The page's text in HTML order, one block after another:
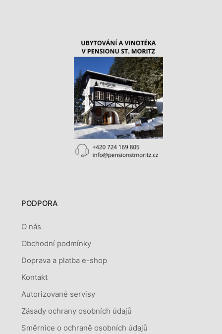
PODPORA
O nás
Obchodní podmínky
Doprava a platba e-shop
Kontakt
Autorizované servisy
Zásady ochrany osobních údajů
Směrnice o ochraně osobních údajů